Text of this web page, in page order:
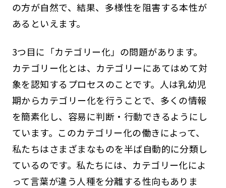
の方が自然で、結果、多様性を阻害する本性が
あるといえます。
3つ目に「カテゴリー化」の問題があります。
カテゴリー化とは、カテゴリーにあてはめて対
象を認知するプロセスのことです。人は乳幼児
期からカテゴリー化を行うことで、多くの情報
を簡素化し、容易に判断・行動できるようにし
ています。このカテゴリー化の働きによって、
私たちはさまざまなものを半ば自動的に分類し
ているのです。私たちには、カテゴリー化によ
って言葉が違う人種を分離する性向もありま